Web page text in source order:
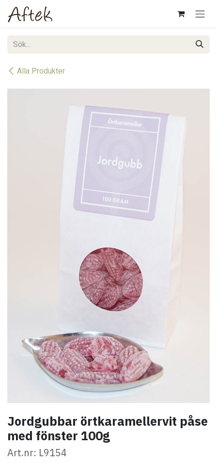
Hoppa till innehåll
Alla Produkter
Jordgubbar örtkaramellervit påse
med fönster 100g
Art.nr: L9154